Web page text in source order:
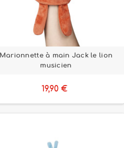
Marionnette à main Jack le lion
musicien
19,90 €